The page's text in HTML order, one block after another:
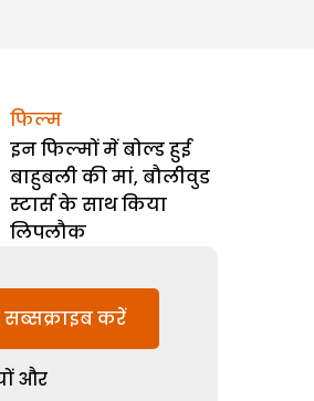
फिल्म
इन फिल्मों में बोल्ड हुई
बाहुबली की मां, बौलीवुड
स्टार्स के साथ किया
लिपलौक
और
सब्सक्राइब करें